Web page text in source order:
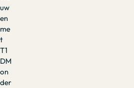
uw
en
me
t
T1
DM
on
der